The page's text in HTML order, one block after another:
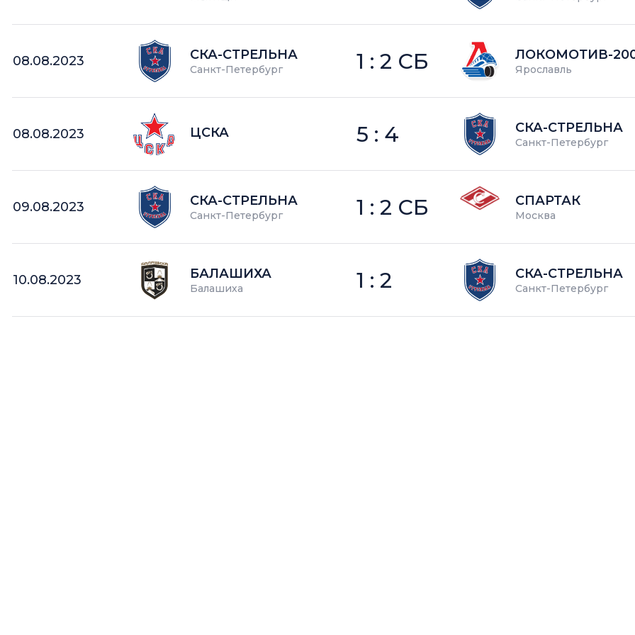
08.08.2023 СКА-СТРЕЛЬНА
Санкт-Петербург 1 : 2 СБ ЛОКОМОТИВ-
Ярославль
08.08.2023 ЦСКА 5 : 4 СКА-СТРЕЛЬНА
Санкт-Петербург
09.08.2023 СКА-СТРЕЛЬНА
Санкт-Петербург 1 : 2 СБ СПАРТАК
Москва
10.08.2023 БАЛАШИХА
Балашиха 1 : 2 СКА-СТРЕЛЬНА
Санкт-Петербург